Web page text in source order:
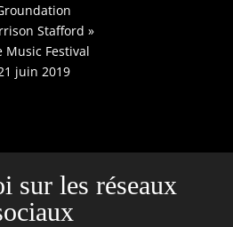
Stafford »
Music Festival
juin 2019
sur les réseaux